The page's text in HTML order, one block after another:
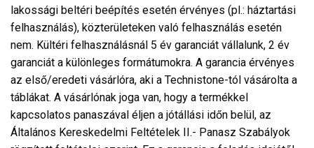
lakossági beltéri beépítés esetén érvényes (pl.: háztartási
felhasználás), közterületeken való felhasználás esetén
nem. Kültéri felhasználásnál 5 év garanciát vállalunk, 2 év
garanciát a különleges formátumokra. A garancia érvényes
az első/eredeti vásárlóra, aki a Technistone-tól vásárolta a
táblákat. A vásárlónak joga van, hogy a termékkel
kapcsolatos panaszával éljen a jótállási időn belül, az
Általános Kereskedelmi Feltételek II.- Panasz Szabályok